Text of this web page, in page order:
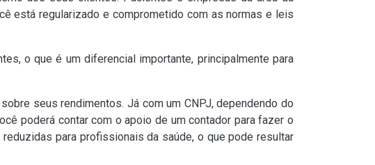
está regularizado e comprometido com as normas e leis
o que é um diferencial importante, principalmente para
seus rendimentos. Já com um CNPJ, dependendo do
poderá contar com o apoio de um contador para fazer o
para profissionais da saúde, o que pode resultar